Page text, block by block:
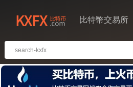
比特幣交易所